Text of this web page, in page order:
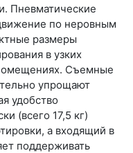
Пневматические
по неровным
размеры
в узких
Съемные
упрощают
удобство
(всего 17,5 кг)
а входящий в
поддерживать